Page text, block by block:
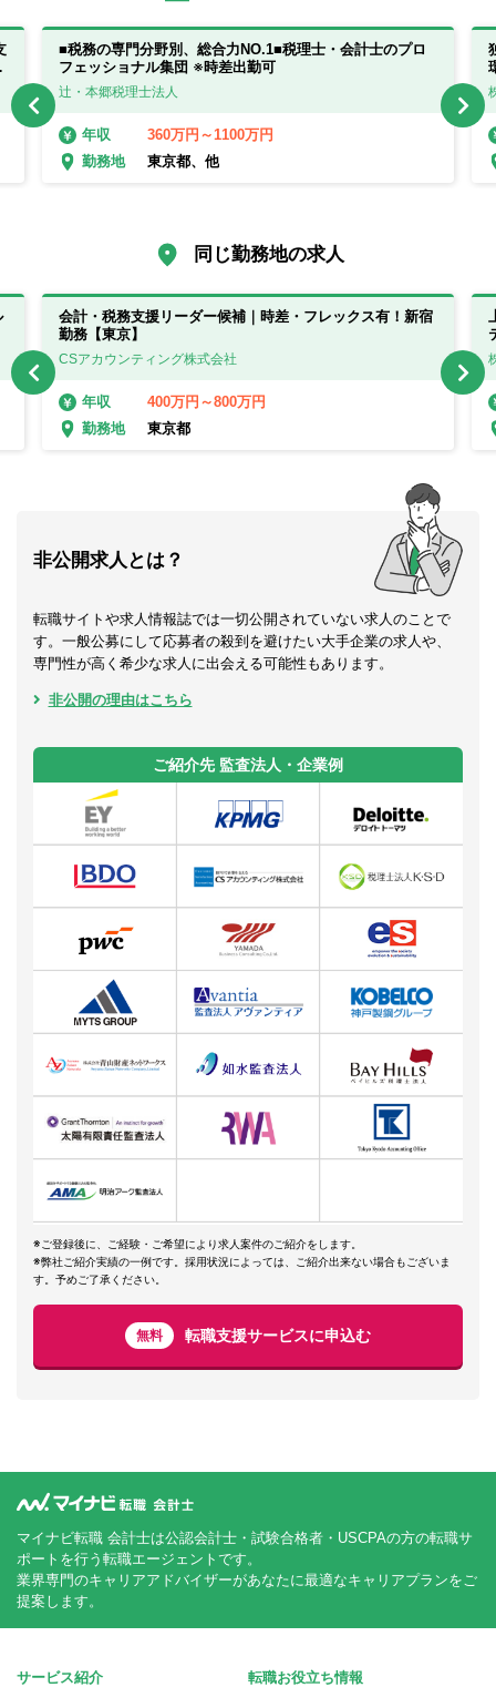
■税務の専門分野別、総合力NO.1■税理士・会計士のプロ
フェッショナル集団 ※時差出勤可
辻・本郷税理士法人
年収
360万円～1100万円
勤務地
東京都、他
同じ勤務地の求人
会計・税務支援リーダー候補｜時差・フレックス有！新宿
勤務【東京】
CSアカウンティング株式会社
年収
400万円～800万円
勤務地
東京都
非公開求人とは？
転職サイトや求人情報誌では一切公開されていない求人のことで
す。一般公募にして応募者の殺到を避けたい大手企業の求人や、
専門性が高く希少な求人に出会える可能性もあります。
非公開の理由はこちら
ご紹介先 監査法人・企業例
※ご登録後に、ご経験・ご希望により求人案件のご紹介をします。
※弊社ご紹介実績の一例です。採用状況によっては、ご紹介出来ない場合もございま
す。予めご了承ください。
無料 転職支援サービスに申込む
マイナビ転職 会計士は公認会計士・試験合格者・USCPAの方の転職サ
ポートを行う転職エージェントです。
業界専門のキャリアアドバイザーがあなたに最適なキャリアプランをご
提案します。
サービス紹介 転職お役立ち情報